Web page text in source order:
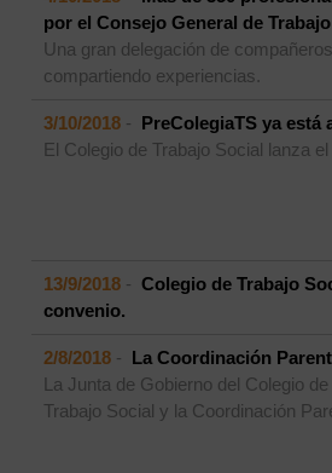
por el Consejo General de
Una gran delegación de
compartiendo experiencias.
3/10/2018 - PreColegiaTS ya está
El Colegio de Trabajo Social lanza
13/9/2018 - Colegio de Trabajo
convenio.
2/8/2018 - La Coordinación
La Junta de Gobierno del Colegio
Trabajo Social y la Coordinación